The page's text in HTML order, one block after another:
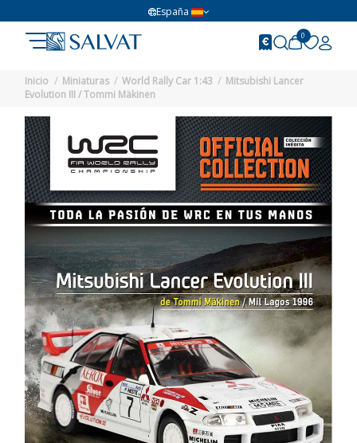
España
0
Inicio Miniaturas World Rally Car 1:43
Mitsubishi Lancer
Evolution III / Tommi Mäkinen